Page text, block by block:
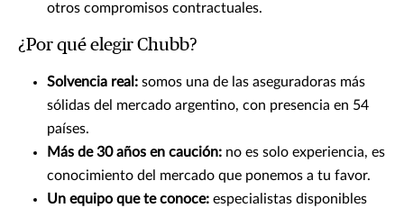
otros compromisos contractuales.
¿Por qué elegir Chubb?
Solvencia real: somos una de las aseguradoras más
sólidas del mercado argentino, con presencia en 54
países.
Más de 30 años en caución: no es solo experiencia, es
conocimiento del mercado que ponemos a tu favor.
Un equipo que te conoce: especialistas disponibles